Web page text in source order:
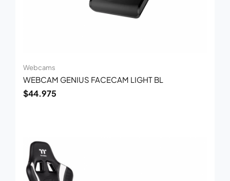
Webcams
WEBCAM GENIUS FACECAM LIGHT BL
$44.975